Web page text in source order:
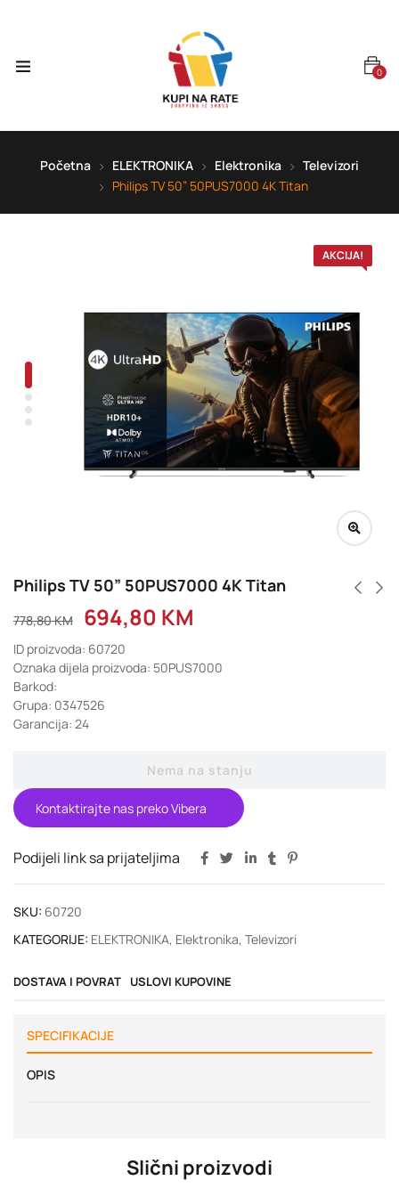
0
Početna ELEKTRONIKA Elektronika
Televizori
Philips TV 50” 50PUS7000 4K Titan
AKCIJA!
Philips TV 50” 50PUS7000 4K Titan
778,80KM 694,80 KM
ID proizvoda: 60720
Oznaka dijela proizvoda: 50PUS7000
Barkod:
Grupa: 0347526
Garancija: 24
Nema na stanju
Kontaktirajte nas preko Vibera
Podijeli link sa prijateljima
SKU: 60720
KATEGORIJE: ELEKTRONIKA, Elektronika, Televizori
DOSTAVA I POVRAT USLOVI KUPOVINE
SPECIFIKACIJE
OPIS
Slični proizvodi